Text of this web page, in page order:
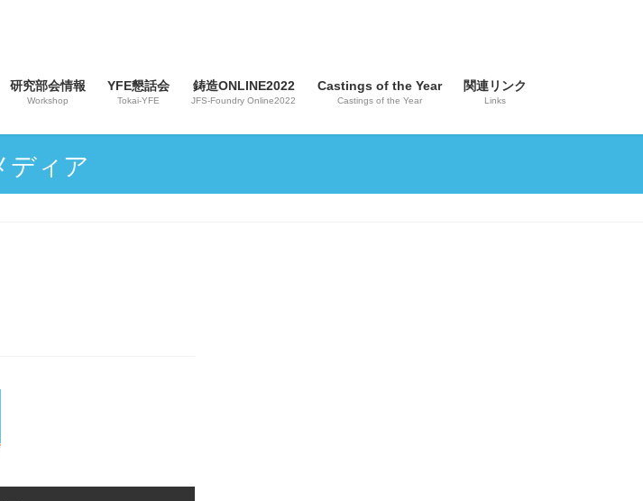
研究部会情報
Workshop
YFE懇話会
Tokai-YFE
鋳造ONLINE2022
JFS-Foundry Online2022
Castings of the Year
Castings of the Year
関連リンク
Links
ディア